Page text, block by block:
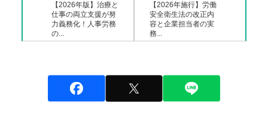
【2026年版】治療と
仕事の両立支援が努
力義務化！人事労務
の...
【2026年施行】労働
安全衛生法の改正内
容と企業担当者の実
務...